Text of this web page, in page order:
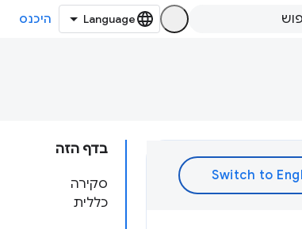
היכנס
בדף הזה
סקירה
כללית